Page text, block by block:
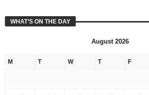
WHAT’S ON THE DAY
August 2026
M T W T F